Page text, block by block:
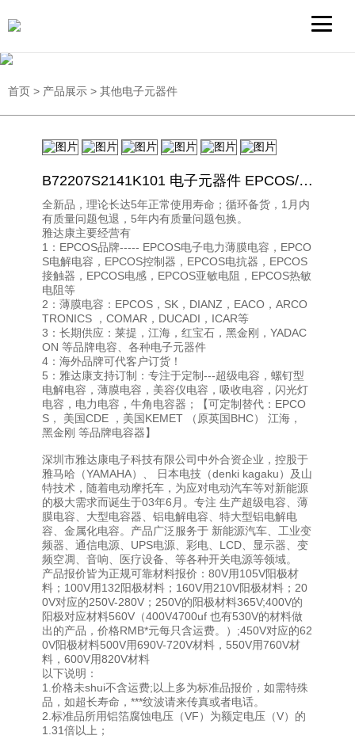
首页 > 产品展示 > 其他电子元器件
B72207S2141K101 电子元器件 EPCOS/爱普科斯 封装DIP 批次21+
全新品，理论长达5年正常使用寿命；循环备货，1月内
有质量问题包退，5年内有质量问题包换。
雅达康主要经营有
1：EPCOS品牌----- EPCOS电子电力薄膜电容，EPCO
S电解电容，EPCOS控制器，EPCOS电抗器，EPCOS
接触器，EPCOS电感，EPCOS亚敏电阻，EPCOS热敏
电阻等
2：薄膜电容：EPCOS，SK，DIANZ，EACO，ARCO
TRONICS ，COMAR，DUCADI，ICAR等
3：长期供应：莱提，江海，红宝石，黑金刚，YADAC
ON 等品牌电容、各种电子元器件
4：海外品牌可代客户订货！
5：雅达康支持订制：专注于定制---超级电容，螺钉型
电解电容，薄膜电容，美容仪电容，吸收电容，闪光灯
电容，电力电容，牛角电容器；【可定制替代：EPCO
S， 美国CDE ，美国KEMET （原英国BHC） 江海，
黑金刚 等品牌电容器】
深圳市雅达康电子科技有限公司中外合资企业，控股于
雅马哈（YAMAHA）、 日本电技（denki kagaku）及山
特技术，随着电动摩托车，为应对电动汽车等对新能源
的极大需求而诞生于03年6月。专注 生产超级电容、薄
膜电容、大型电容器、铝电解电容、特大型铝电解电
容、金属化电容。产品广泛服务于 新能源汽车、工业变
频器、通信电源、UPS电源、彩电、LCD、显示器、变
频空凋、音响、医疗设备、等各种开关电源等领域。
产品报价皆为正规可靠材料报价：80V用105V阳极材
料；100V用132阳极材料；160V用210V阳极材料；20
0V对应的250V-280V；250V的阳极材料365V;400V的
阳极对应材料560V（400V4700uf 也有530V的材料做
出的产品，价格RMB*元每只含运费。）;450V对应的62
0V阳极材料500V用690V-720V材料，550V用760V材
料，600V用820V材料
以下说明：
1.价格未shui不含运费;以上多为标准品报价，如需特殊
品，如超长寿命，***纹波请来传真或者电话。
2.标准品所用铝箔腐蚀电压（VF）为额定电压（V）的
1.31倍以上；